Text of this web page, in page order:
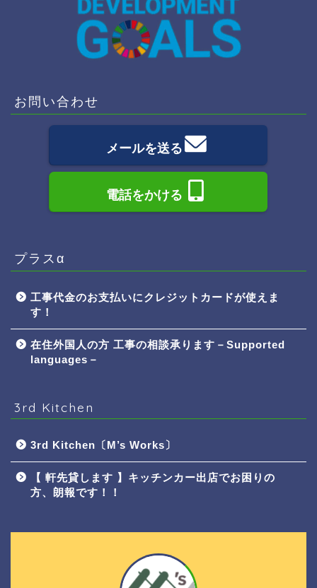
お問い合わせ
メールを送る
電話をかける
プラスα
工事代金のお支払いにクレジットカードが使えま
す！
在住外国人の方 工事の相談承ります－Supported
languages－
3rd Kitchen
3rd Kitchen〔M’s Works〕
【 軒先貸します 】キッチンカー出店でお困りの
方、朗報です！！